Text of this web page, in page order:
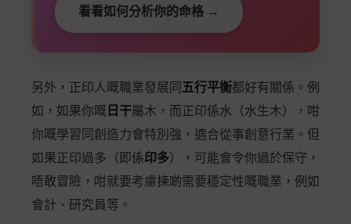
看看如何分析你的命格 →
另外，正印人嘅職業發展同 五行平衡都好有關係。例
如，如果你嘅 日干屬木，而正印係水（水生木），咁
你嘅學習同創造力會特別強，適合從事創意行業。但
如果正印過多（即係印多），可能會令你過於保守，
唔敢冒險，咁就要考慮揀啲需要穩定性嘅職業，例如
會計、研究員等。